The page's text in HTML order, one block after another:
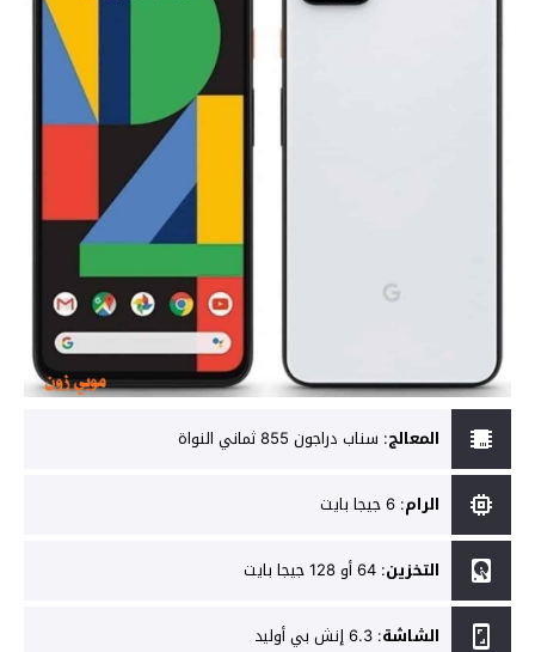
المعالج: سناب دراجون 855 ثماني النواة
الرام: 6 جيجا بايت
التخزين: 64 أو 128 جيجا بايت
الشاشة: 6.3 إنش بي أوليد